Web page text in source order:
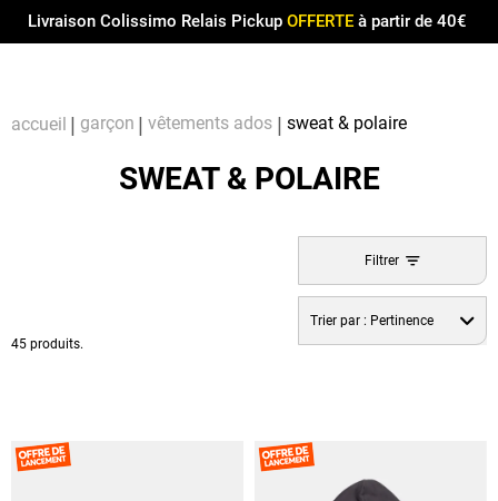
Livraison Colissimo Relais Pickup OFFERTEà partir de 40€
accueil garçon vêtements ados sweat & polaire
SWEAT & POLAIRE
45 produits.
Filtrer
Trier par : Pertinence